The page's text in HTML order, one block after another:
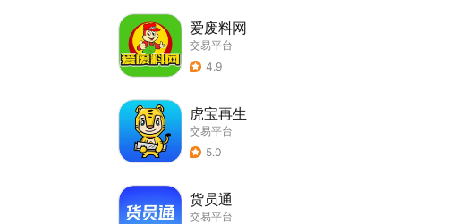
爱废料网
交易平台
4.9
虎宝再生
交易平台
5.0
货员通
交易平台